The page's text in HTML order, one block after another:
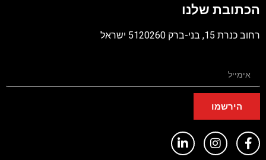
PDF
הכתובת שלנו
רחוב כנרת 15, בני-ברק 5120260 ישראל
הירשמו